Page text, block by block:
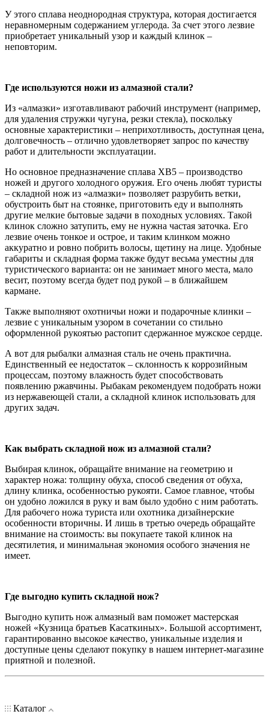
У этого сплава неоднородная структура, которая достигается
неравномерным содержанием углерода. За счет этого лезвие
приобретает уникальный узор и каждый клинок –
неповторим.
Где используются ножи из алмазной стали?
Из «алмазки» изготавливают рабочий инструмент (например,
для удаления стружки чугуна, резки стекла), поскольку
основные характеристики – неприхотливость, доступная цена,
долговечность – отлично удовлетворяет запрос по качеству
работ и длительности эксплуатации.
Но основное предназначение сплава ХВ5 – производство
ножей и другого холодного оружия. Его очень любят туристы
– складной нож из «алмазки» позволяет разрубить ветки,
обустроить быт на стоянке, приготовить еду и выполнять
другие мелкие бытовые задачи в походных условиях. Такой
клинок сложно затупить, ему не нужна частая заточка. Его
лезвие очень тонкое и острое, и таким клинком можно
аккуратно и ровно побрить волосы, щетину на лице. Удобные
габариты и складная форма также будут весьма уместны для
туристического варианта: он не занимает много места, мало
весит, поэтому всегда будет под рукой – в ближайшем
кармане.
Также выполняют охотничьи ножи и подарочные клинки –
лезвие с уникальным узором в сочетании со стильно
оформленной рукоятью растопит сдержанное мужское сердце.
А вот для рыбалки алмазная сталь не очень практична.
Единственный ее недостаток – склонность к коррозийным
процессам, поэтому влажность будет способствовать
появлению ржавчины. Рыбакам рекомендуем подобрать ножи
из нержавеющей стали, а складной клинок использовать для
других задач.
Как выбрать складной нож из алмазной стали?
Выбирая клинок, обращайте внимание на геометрию и
характер ножа: толщину обуха, способ сведения от обуха,
длину клинка, особенностью рукояти. Самое главное, чтобы
он удобно ложился в руку и вам было удобно с ним работать.
Для рабочего ножа туриста или охотника дизайнерские
особенности вторичны. И лишь в третью очередь обращайте
внимание на стоимость: вы покупаете такой клинок на
десятилетия, и минимальная экономия особого значения не
имеет.
Где выгодно купить складной нож?
Выгодно купить нож алмазный вам поможет мастерская
ножей «Кузница братьев Касаткиных». Большой ассортимент,
гарантированно высокое качество, уникальные изделия и
доступные цены сделают покупку в нашем интернет-магазине
приятной и полезной.
Каталог